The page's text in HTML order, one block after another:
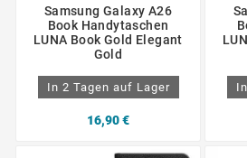
Samsung Galaxy A26
Book Handytaschen
LUNA Book Gold Elegant
Gold
In 2 Tagen auf Lager
16,90 €